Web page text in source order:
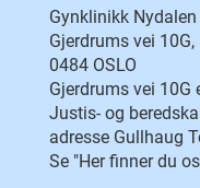
Gynklinikk Nydalen
Gjerdrums vei
0484 OSLO
Gjerdrums vei 10G
Justis- og
adresse Gullhaug
Se "Her finner du